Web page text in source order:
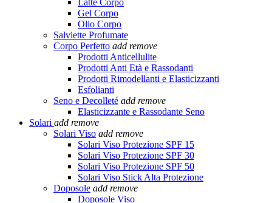
Latte Corpo
Gel Corpo
Olio Corpo
Salviette Profumate
Corpo Perfetto add remove
Prodotti Anticellulite
Prodotti Anti Età e Rassodanti
Prodotti Rimodellanti e Elasticizzanti
Esfolianti
Seno e Decolleté add remove
Elasticizzante e Rassodante Seno
Solari add remove
Solari Viso add remove
Solari Viso Protezione SPF 15
Solari Viso Protezione SPF 30
Solari Viso Protezione SPF 50
Solari Viso Stick Alta Protezione
Doposole add remove
Doposole Viso